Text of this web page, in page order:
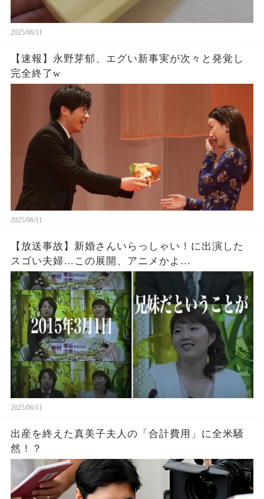
2025/06/11
【速報】永野芽郁、エグい新事実が次々と発覚し
完全終了w
2025/06/11
【放送事故】新婚さんいらっしゃい！に出演した
スゴい夫婦…この展開、アニメかよ…
2025/06/11
出産を終えた真美子夫人の「合計費用」に全米騒
然！？